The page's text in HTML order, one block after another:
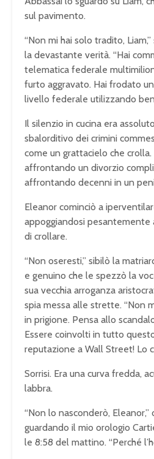
sul pavimento.
“Non mi hai solo tradito,
la devastante verità. “Hai
telematica federale
furto aggravato. Hai frodato
livello federale utilizzando
Il silenzio in cucina era
sbalorditivo dei crimini
come un grattacielo che
affrontando un divorzio
affrontando decenni in un
Eleanor cominciò a
appoggiandosi pesantemente
di crollare.
“Non oseresti,” sibilò la
e genuino che le spezzò la
sua vecchia arroganza
spia messa alle strette. “Non
in prigione. Pensa allo
Essere coinvolti in tutto
reputazione a Wall Street! Lo
Sorrisi. Era una curva fredda,
labbra.
“Non lo nasconderò,
guardando il mio orologio
le 8:58 del mattino. “Perché